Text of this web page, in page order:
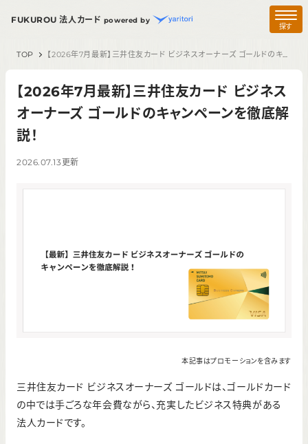
FUKUROU 法人カード powered by
探す
TOP 【2026年7月最新】三井住友カード ビジネスオーナーズ ゴールドのキャンペーンを徹底解説！
【2026年7月最新】三井住友カード ビジネス
オーナーズ ゴールドのキャンペーンを徹底解
説！
2026.07.13 更新
本記事はプロモーションを含みます
三井住友カード ビジネスオーナーズ ゴールドは、ゴールドカード
の中では手ごろな年会費ながら、充実したビジネス特典がある
法人カードです。